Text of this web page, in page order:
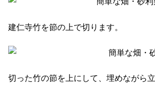
建仁寺竹を節の上で切ります。
切った竹の節を上にして、埋めながら